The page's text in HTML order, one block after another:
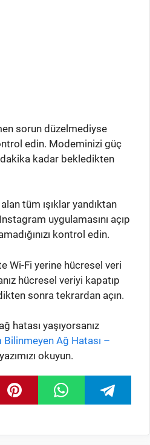
sorun düzelmediyse
edin. Modeminizi güç
kadar bekledikten
tüm ışıklar yandıktan
uygulamasını açıp
kontrol edin.
Wi-Fi yerine hücresel veri
hücresel veriyi kapatıp
sonra tekrardan açın.
hatası yaşıyorsanız
Ağ Hatası –
okuyun.